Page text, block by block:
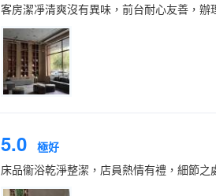
客房潔凈清爽沒有異味，前台耐心友善，辦
5.0 極好
床品衞浴乾淨整潔，店員熱情有禮，細節之